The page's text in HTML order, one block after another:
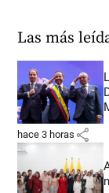
Las más
hace 3 horas share